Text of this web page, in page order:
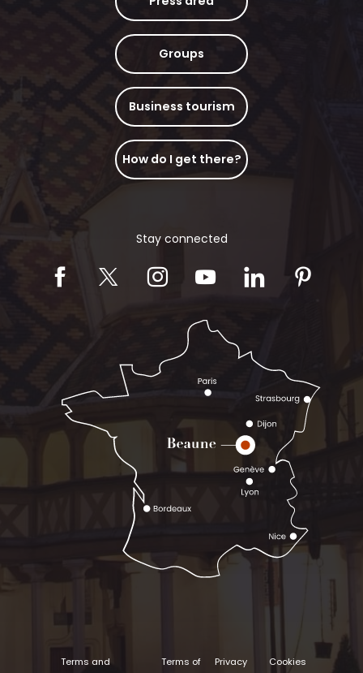
Groups
Business tourism
How do I get there?
Stay connected
Terms and
Terms of
Privacy
Cookies